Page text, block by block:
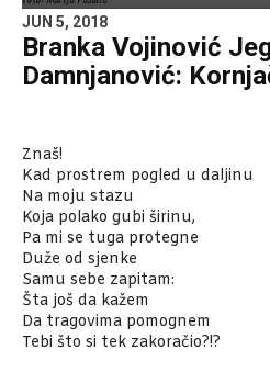
JUN 5, 2018
Branka Vojinović
Damnjanović:
Znaš!
Kad prostrem pogled u daljinu
Na moju stazu
Koja polako gubi širinu,
Pa mi se tuga protegne
Duže od sjenke
Samu sebe zapitam:
Šta još da kažem
Da tragovima pomognem
Tebi što si tek zakoračio?!?